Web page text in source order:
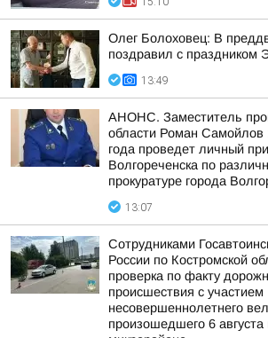
Олег Болоховец: В
поздравил с праздником
13:49
АНОНС. Заместитель
области Роман Самойлов
года проведет личный
Волгореченска по
прокуратуре города
13:07
Сотрудниками
России по Костромской
проверка по факту
происшествия с участием
несовершеннолетнего
произошедшего 6 августа